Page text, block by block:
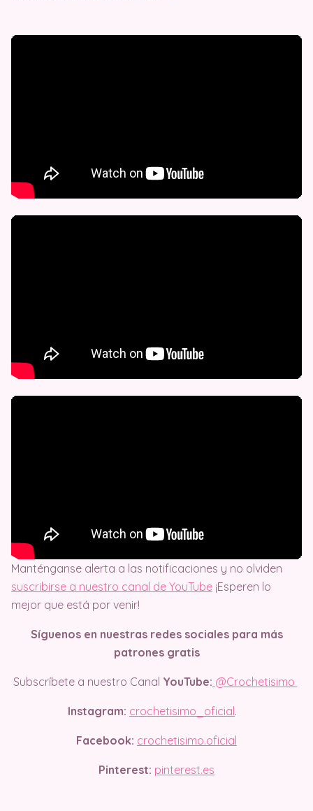
Manténganse alerta a las notificaciones y no olviden
suscribirse a nuestro canal de YouTube ¡Esperen lo
mejor que está por venir!
Síguenos en nuestras redes sociales para más
patrones gratis
Subscríbete a nuestro Canal YouTube: @Crochetisimo
Instagram: crochetisimo_oficial.
Facebook: crochetisimo.oficial
Pinterest: pinterest.es